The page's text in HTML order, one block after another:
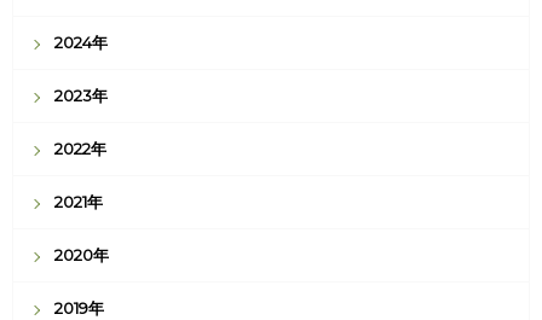
2024年
2023年
2022年
2021年
2020年
2019年